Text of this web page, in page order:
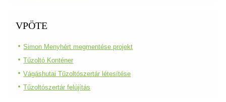
VPÖTE
Simon Menyhért megmentése projekt
Tűzoltó Konténer
Vágáshutai Tűzoltószertár létesítése
Tűzoltószertár felújítás